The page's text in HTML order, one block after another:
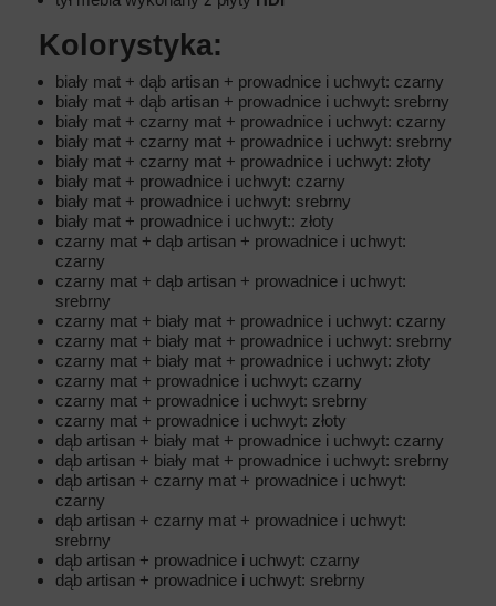
Kolorystyka:
biały mat + dąb artisan + prowadnice i uchwyt: czarny
biały mat + dąb artisan + prowadnice i uchwyt: srebrny
biały mat + czarny mat + prowadnice i uchwyt: czarny
biały mat + czarny mat + prowadnice i uchwyt: srebrny
biały mat + czarny mat + prowadnice i uchwyt: złoty
biały mat + prowadnice i uchwyt: czarny
biały mat + prowadnice i uchwyt: srebrny
biały mat + prowadnice i uchwyt:: złoty
czarny mat + dąb artisan + prowadnice i uchwyt:
czarny
czarny mat + dąb artisan + prowadnice i uchwyt:
srebrny
czarny mat + biały mat + prowadnice i uchwyt: czarny
czarny mat + biały mat + prowadnice i uchwyt: srebrny
czarny mat + biały mat + prowadnice i uchwyt: złoty
czarny mat + prowadnice i uchwyt: czarny
czarny mat + prowadnice i uchwyt: srebrny
czarny mat + prowadnice i uchwyt: złoty
dąb artisan + biały mat + prowadnice i uchwyt: czarny
dąb artisan + biały mat + prowadnice i uchwyt: srebrny
dąb artisan + czarny mat + prowadnice i uchwyt:
czarny
dąb artisan + czarny mat + prowadnice i uchwyt:
srebrny
dąb artisan + prowadnice i uchwyt: czarny
dąb artisan + prowadnice i uchwyt: srebrny